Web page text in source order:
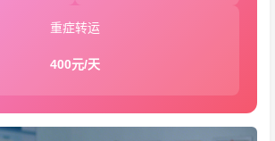
重症转运
400元/天